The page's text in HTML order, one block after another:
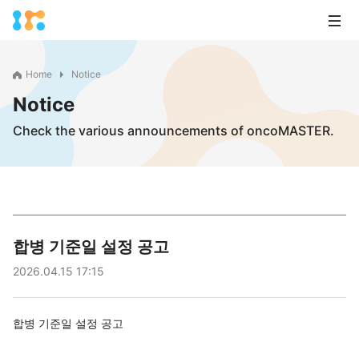
Home Notice
Notice
Check the various announcements of oncoMASTER.
합병 기준일 설정 공고
2026.04.15 17:15
합병 기준일 설정 공고